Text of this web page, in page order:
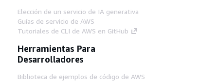
Elección de un servicio de IA generativa
Guías de servicio de AWS
Tutoriales de CLI de AWS en GitHub
Herramientas Para
Desarrolladores
Biblioteca de ejemplos de código de AWS